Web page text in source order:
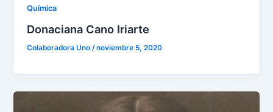
Química
Donaciana Cano Iriarte
Colaboradora Uno/noviembre 5, 2020